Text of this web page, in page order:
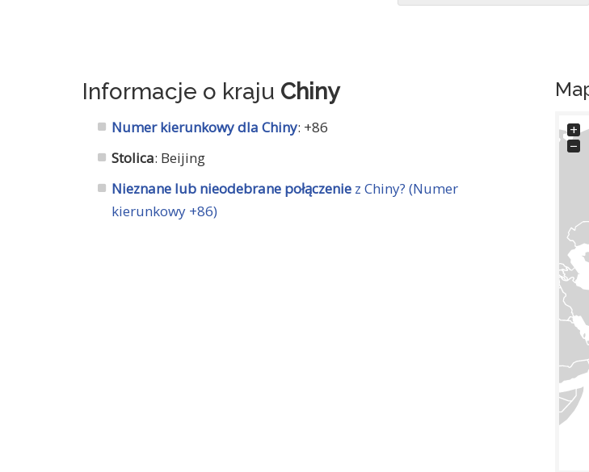
Informacje o kraju Chiny
Numer kierunkowy dla Chiny: +86
Stolica: Beijing
Nieznane lub nieodebrane połączenie z Chiny? (Numer
kierunkowy +86)
+
−